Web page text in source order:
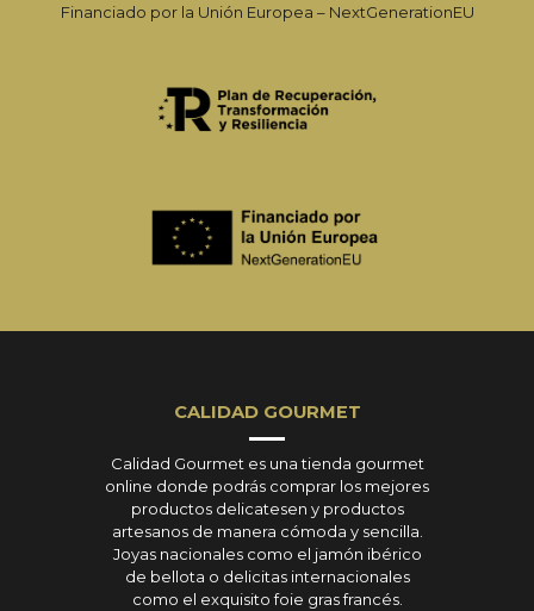
Financiado por la Unión Europea – NextGenerationEU
CALIDAD GOURMET
Calidad Gourmet es una tienda gourmet
online donde podrás comprar los mejores
productos delicatesen y productos
artesanos de manera cómoda y sencilla.
Joyas nacionales como el jamón ibérico
de bellota o delicitas internacionales
como el exquisito foie gras francés.